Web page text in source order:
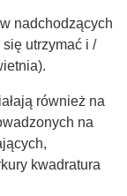
nadchodzących
utrzymać i /
również na
na
kwadratura